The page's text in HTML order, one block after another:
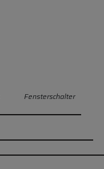
Fensterschalter